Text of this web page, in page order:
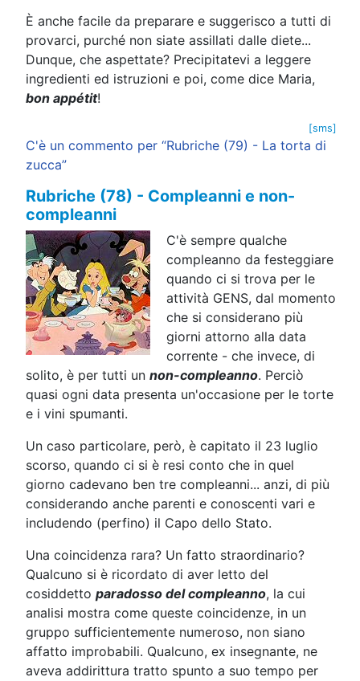
È anche facile da preparare e suggerisco a tutti di
provarci, purché non siate assillati dalle diete...
Dunque, che aspettate? Precipitatevi a leggere
ingredienti ed istruzioni e poi, come dice Maria,
bon appétit!
[sms]
C'è un commento per “Rubriche (79) - La torta di
zucca”
Rubriche (78) - Compleanni e non-
compleanni
C'è sempre qualche
compleanno da festeggiare
quando ci si trova per le
attività GENS, dal momento
che si considerano più
giorni attorno alla data
corrente - che invece, di
solito, è per tutti un non-compleanno. Perciò
quasi ogni data presenta un'occasione per le torte
e i vini spumanti.
Un caso particolare, però, è capitato il 23 luglio
scorso, quando ci si è resi conto che in quel
giorno cadevano ben tre compleanni... anzi, di più
considerando anche parenti e conoscenti vari e
includendo (perfino) il Capo dello Stato.
Una coincidenza rara? Un fatto straordinario?
Qualcuno si è ricordato di aver letto del
cosiddetto paradosso del compleanno, la cui
analisi mostra come queste coincidenze, in un
gruppo sufficientemente numeroso, non siano
affatto improbabili. Qualcuno, ex insegnante, ne
aveva addirittura tratto spunto a suo tempo per